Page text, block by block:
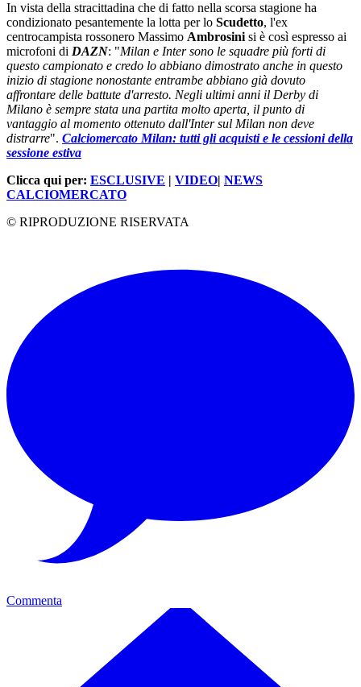
In vista della stracittadina che di fatto nella scorsa stagione ha
condizionato pesantemente la lotta per lo Scudetto, l'ex
centrocampista rossonero Massimo Ambrosini si è così espresso ai
microfoni di DAZN: "Milan e Inter sono le squadre più forti di
questo campionato e credo lo abbiano dimostrato anche in questo
inizio di stagione nonostante entrambe abbiano già dovuto
affrontare delle battute d'arresto. Negli ultimi anni il Derby di
Milano è sempre stata una partita molto aperta, il punto di
vantaggio al momento ottenuto dall'Inter sul Milan non deve
distrarre". Calciomercato Milan: tutti gli acquisti e le cessioni della
sessione estiva
Clicca qui per: ESCLUSIVE | VIDEO| NEWS
CALCIOMERCATO
© RIPRODUZIONE RISERVATA
Commenta